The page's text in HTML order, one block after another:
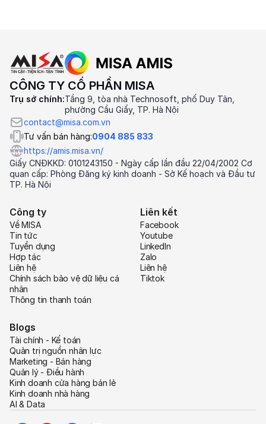
CÔNG TY CỔ PHẦN MISA
Trụ sở chính:Tầng 9, tòa nhà Technosoft, phố Duy Tân,
phường Cầu Giấy, TP. Hà Nội
contact@misa.com.vn
Tư vấn bán hàng:0904 885 833
https://amis.misa.vn/
Giấy CNĐKKD: 0101243150 - Ngày cấp lần đầu 22/04/2002 Cơ
quan cấp: Phòng Đăng ký kinh doanh - Sở Kế hoạch và Đầu tư
TP. Hà Nội
Công ty
Về MISA
Tin tức
Tuyển dụng
Hợp tác
Liên hệ
Chính sách bảo vệ dữ liệu cá
nhân
Thông tin thanh toán
Liên kết
Facebook
Youtube
LinkedIn
Zalo
Liên hệ
Tiktok
Blogs
Tài chính - Kế toán
Quản trị nguồn nhân lực
Marketing - Bán hàng
Quản lý - Điều hành
Kinh doanh cửa hàng bán lẻ
Kinh doanh nhà hàng
AI & Data